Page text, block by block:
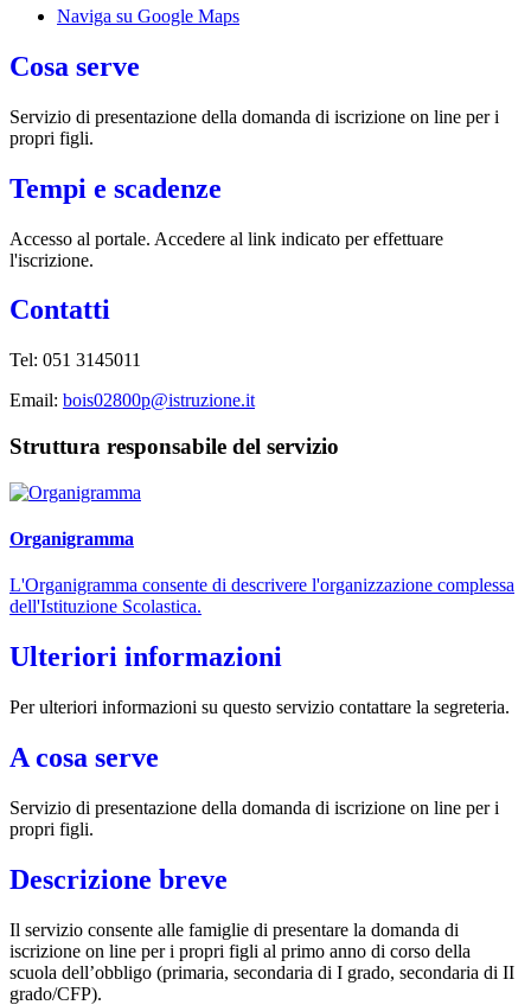
Naviga su Google Maps
Cosa serve
Servizio di presentazione della domanda di iscrizione on line per i
propri figli.
Tempi e scadenze
Accesso al portale. Accedere al link indicato per effettuare
l'iscrizione.
Contatti
Tel: 051 3145011
Email: bois02800p@istruzione.it
Struttura responsabile del servizio
Organigramma
L'Organigramma consente di descrivere l'organizzazione complessa
dell'Istituzione Scolastica.
Ulteriori informazioni
Per ulteriori informazioni su questo servizio contattare la segreteria.
A cosa serve
Servizio di presentazione della domanda di iscrizione on line per i
propri figli.
Descrizione breve
Il servizio consente alle famiglie di presentare la domanda di
iscrizione on line per i propri figli al primo anno di corso della
scuola dell’obbligo (primaria, secondaria di I grado, secondaria di II
grado/CFP).